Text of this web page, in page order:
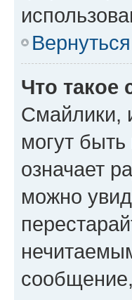
Что такое
Смайлики,
могут
означает
можно